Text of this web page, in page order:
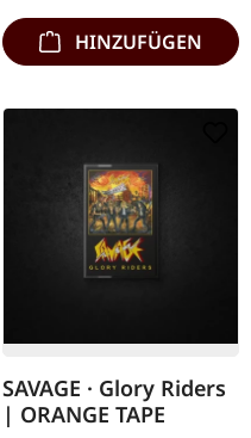
HINZUFÜGEN
SAVAGE · Glory Riders
| ORANGE TAPE